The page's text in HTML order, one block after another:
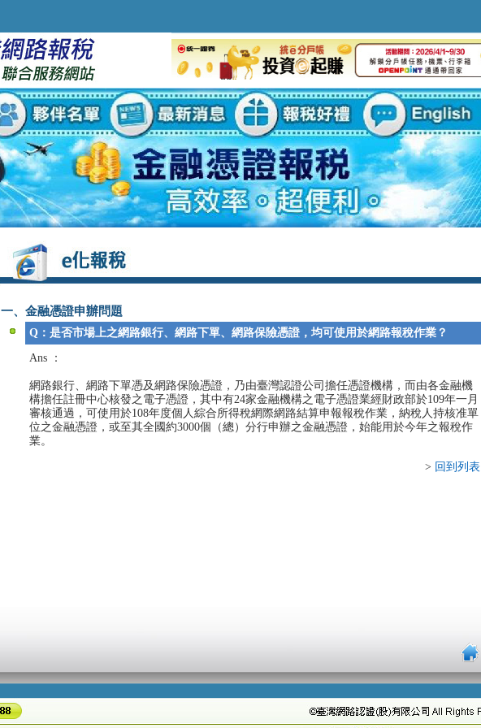
一、金融憑證申辦問題
Q：是否市場上之網路銀行、網路下單、網路保險憑證，均可使用於網路報稅作業？
Ans ：
網路銀行、網路下單憑及網路保險憑證，乃由臺灣認證公司擔任憑證機構，而由各金融機
構擔任註冊中心核發之電子憑證，其中有24家金融機構之電子憑證業經財政部於109年一月
審核通過，可使用於108年度個人綜合所得稅網際網路結算申報報稅作業，納稅人持核准單
位之金融憑證，或至其全國約3000個（總）分行申辦之金融憑證，始能用於今年之報稅作
業。
> 回到列表